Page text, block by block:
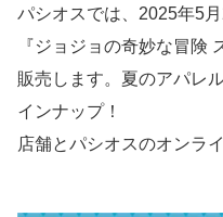
パシオスでは、2025年5
『ジョジョの奇妙な冒険
販売します。夏のアパレ
インナップ！
店舗とパシオスのオンラ